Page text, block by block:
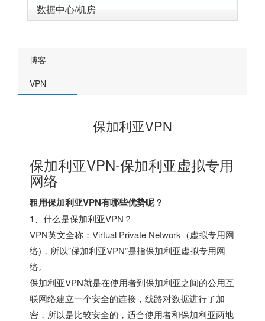
数据中心/机房
博客
VPN
保加利亚VPN
保加利亚VPN-保加利亚虚拟专用
网络
租用保加利亚VPN有哪些优势呢？
1、什么是保加利亚VPN？
VPN英文全称：Virtual Private Network（虚拟专用网
络)，所以”保加利亚VPN”是指保加利亚虚拟专用网
络。
保加利亚VPN就是在使用者到保加利亚之间的公用互
联网络建立一个安全的连接，线路对数据进行了加
密，所以是比较安全的，适合使用者和保加利亚两地